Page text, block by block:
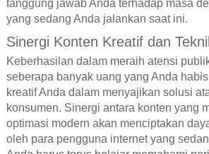
tanggung jawab Anda terhadap masa
yang sedang Anda jalankan saat ini.
Sinergi Konten Kreatif dan
Keberhasilan dalam meraih atensi
seberapa banyak uang yang Anda
kreatif Anda dalam menyajikan solusi
konsumen. Sinergi antara konten yang
optimasi modern akan menciptakan
oleh para pengguna internet yang